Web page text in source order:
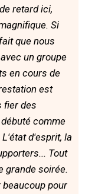
retard ici,
Si
que nous
un groupe
en cours de
est
fier des
comme
d'esprit, la
Tout
grande soirée.
pour